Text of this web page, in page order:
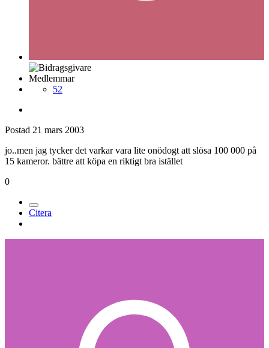
Medlemmar
52
Postad 21 mars 2003
jo..men jag tycker det varkar vara lite onödogt att slösa 100 000 på
15 kameror. bättre att köpa en riktigt bra istället
0
Citera